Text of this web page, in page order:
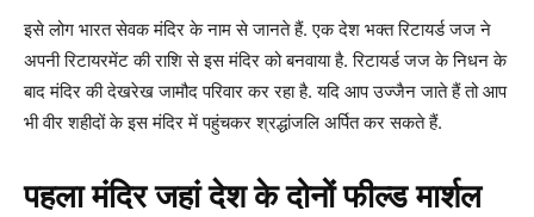
इसे लोग भारत सेवक मंदिर के नाम से जानते हैं. एक देश भक्त रिटायर्ड जज ने
अपनी रिटायरमेंट की राशि से इस मंदिर को बनवाया है. रिटायर्ड जज के निधन के
बाद मंदिर की देखरेख जामौद परिवार कर रहा है. यदि आप उज्जैन जाते हैं तो आप
भी वीर शहीदों के इस मंदिर में पहुंचकर श्रद्धांजलि अर्पित कर सकते हैं.
पहला मंदिर जहां देश के दोनों फील्ड मार्शल